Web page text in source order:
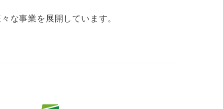
な事業を展開しています。